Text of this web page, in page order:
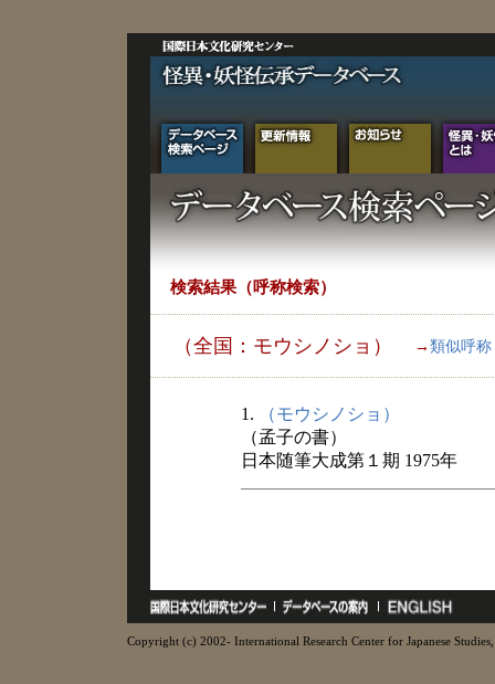
検索結果（呼称検索）
（全国：モウシノショ） → 類似呼称
1.
（モウシノショ）
（孟子の書）
日本随筆大成第１期 1975年
Copyright (c) 2002- International Research Center for Japanese